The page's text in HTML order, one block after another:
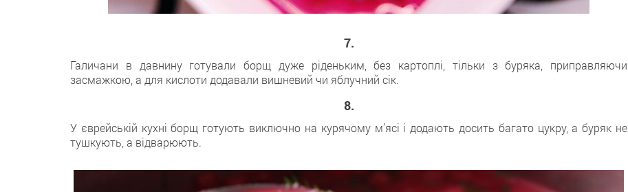
7.
Галичани в давнину готували борщ дуже ріденьким, без картоплі, тільки з буряка, приправляючи
засмажкою, а для кислоти додавали вишневий чи яблучний сік.
8.
У єврейській кухні борщ готують виключно на курячому м’ясі і додають досить багато цукру, а буряк не
тушкують, а відварюють.